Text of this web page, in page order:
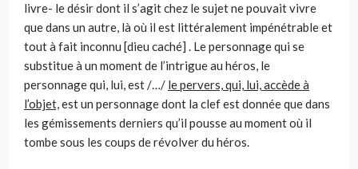
livre- le désir dont il s’agit chez le sujet ne pouvait vivre
que dans un autre, là où il est littéralement impénétrable et
tout à fait inconnu [dieu caché] . Le personnage qui se
substitue à un moment de l’intrigue au héros, le
personnage qui, lui, est /…/ le pervers, qui, lui, accède à
l’objet,est un personnage dont la clef est donnée que dans
les gémissements derniers qu’il pousse au moment où il
tombe sous les coups de révolver du héros.